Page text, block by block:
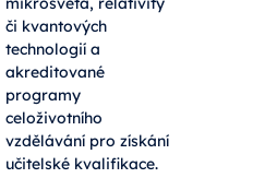
či kvantových
technologií a
akreditované
programy
celoživotního
vzdělávání pro získání
učitelské kvalifikace.